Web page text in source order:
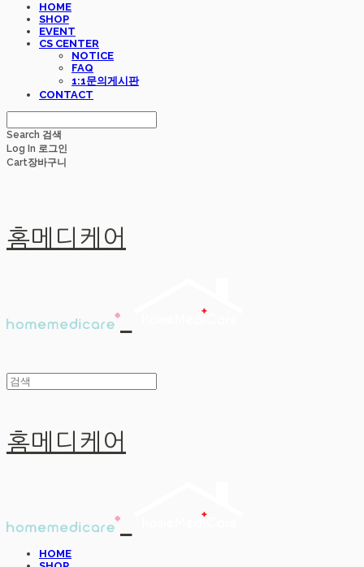
HOME
SHOP
EVENT
CS CENTER
NOTICE
FAQ
1:1문의게시판
CONTACT
Search 검색
Log In 로그인
Cart장바구니
홈메디케어
홈메디케어
HOME